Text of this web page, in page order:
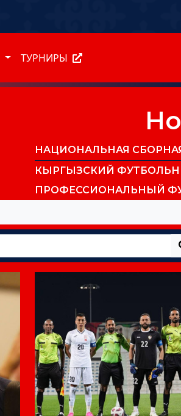
ТУРНИРЫ
НАЦИОНАЛЬНАЯ
КЫРГЫЗСКИЙ
ПРОФЕССИОНАЛЬНЫЙ